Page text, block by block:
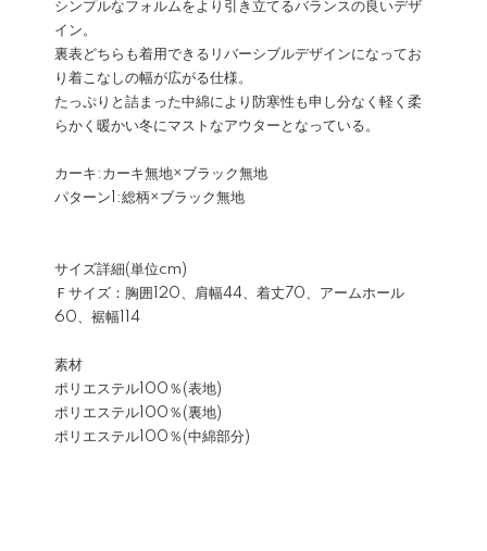
シンプルなフォルムをより引き立てるバランスの良いデザ
イン。
裏表どちらも着用できるリバーシブルデザインになってお
り着こなしの幅が広がる仕様。
たっぷりと詰まった中綿により防寒性も申し分なく軽く柔
らかく暖かい冬にマストなアウターとなっている。
カーキ:カーキ無地×ブラック無地
パターン1:総柄×ブラック無地
サイズ詳細(単位cm)
Ｆサイズ：胸囲120、肩幅44、着丈70、アームホール
60、裾幅114
素材
ポリエステル100％(表地)
ポリエステル100％(裏地)
ポリエステル100％(中綿部分)